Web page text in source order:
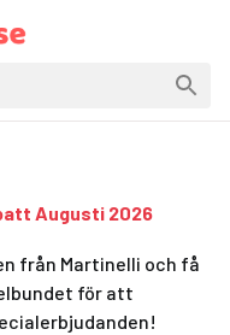
Augusti 2026
från Martinelli och få
för att